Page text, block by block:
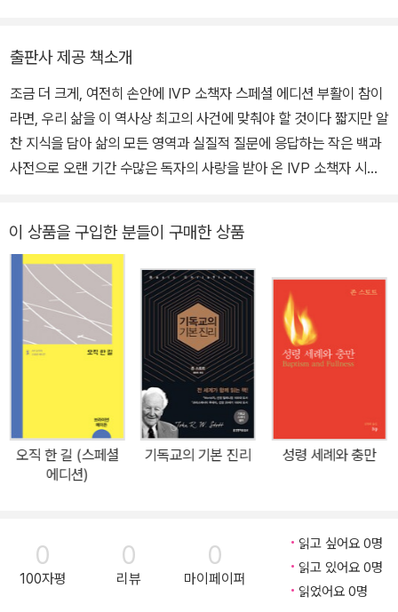
출판사 제공 책소개
조금 더 크게, 여전히 손안에 IVP 소책자 스페셜 에디션 부활이 참이
라면, 우리 삶을 이 역사상 최고의 사건에 맞춰야 할 것이다 짧지만 알
찬 지식을 담아 삶의 모든 영역과 실질적 질문에 응답하는 작은 백과
사전으로 오랜 기간 수많은 독자의 사랑을 받아 온 IVP 소책자 시리
키우는 등 본문을 새로 구성해, 소책자의 느낌을 유지하면서도 더 보
기 편한 단행본으로 재탄생했다. 『부활의 증거』에서는 여러 기록 문
서의 증언을 검토하고 부활을 반대하는 이론이나 빈 무덤에 관한 여
러 가설을 합리적으로 반박하면서, 또한 부활을 믿을 만한 여러 정황
을 제시하면서, 부활이 단지 영적 의미가 풍성한 사건이 아니라 실제
로 일어난 사실임을 논리적으로 역설한다.
이 상품을 구입한 분들이 구매한 상품
오직 한 길 (스페셜
에디션)
기독교의 기본 진리 성령 세례와 충만
0
100자평
0
리뷰
0
마이페이퍼
읽고 싶어요 0명
읽고 있어요 0명
읽었어요 0명